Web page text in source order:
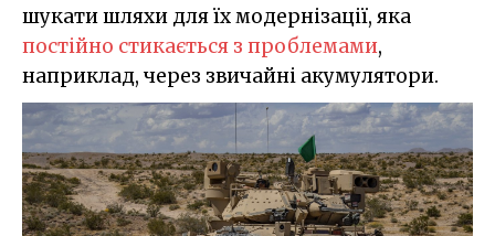
шукати шляхи для їх модернізації, яка
постійно стикається з проблемами,
наприклад, через звичайні акумулятори.